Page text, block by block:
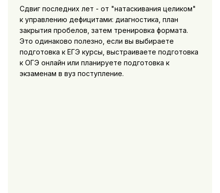
Сдвиг последних лет - от "натаскивания целиком"
к управлению дефицитами: диагностика, план
закрытия пробелов, затем тренировка формата.
Это одинаково полезно, если вы выбираете
подготовка к ЕГЭ курсы, выстраиваете подготовка
к ОГЭ онлайн или планируете подготовка к
экзаменам в вуз поступление.